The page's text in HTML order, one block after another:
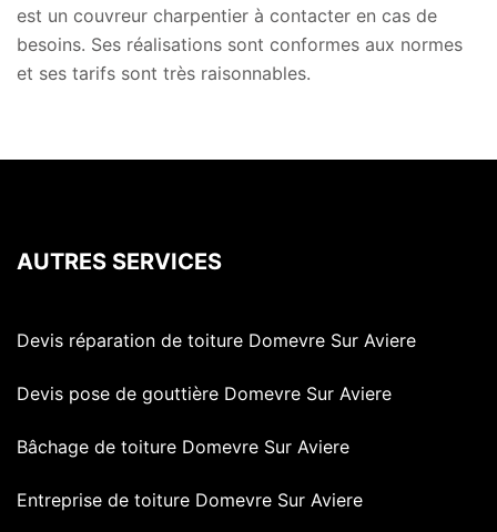
est un couvreur charpentier à contacter en cas de
besoins. Ses réalisations sont conformes aux normes
et ses tarifs sont très raisonnables.
AUTRES SERVICES
Devis réparation de toiture Domevre Sur Aviere
Devis pose de gouttière Domevre Sur Aviere
Bâchage de toiture Domevre Sur Aviere
Entreprise de toiture Domevre Sur Aviere